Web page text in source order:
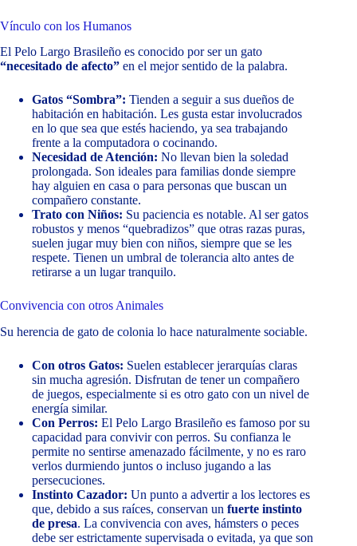
Vínculo con los Humanos
El Pelo Largo Brasileño es conocido por ser un gato
“necesitado de afecto” en el mejor sentido de la palabra.
Gatos “Sombra”: Tienden a seguir a sus dueños de
habitación en habitación. Les gusta estar involucrados
en lo que sea que estés haciendo, ya sea trabajando
frente a la computadora o cocinando.
Necesidad de Atención: No llevan bien la soledad
prolongada. Son ideales para familias donde siempre
hay alguien en casa o para personas que buscan un
compañero constante.
Trato con Niños: Su paciencia es notable. Al ser gatos
robustos y menos “quebradizos” que otras razas puras,
suelen jugar muy bien con niños, siempre que se les
respete. Tienen un umbral de tolerancia alto antes de
retirarse a un lugar tranquilo.
Convivencia con otros Animales
Su herencia de gato de colonia lo hace naturalmente sociable.
Con otros Gatos: Suelen establecer jerarquías claras
sin mucha agresión. Disfrutan de tener un compañero
de juegos, especialmente si es otro gato con un nivel de
energía similar.
Con Perros: El Pelo Largo Brasileño es famoso por su
capacidad para convivir con perros. Su confianza le
permite no sentirse amenazado fácilmente, y no es raro
verlos durmiendo juntos o incluso jugando a las
persecuciones.
Instinto Cazador: Un punto a advertir a los lectores es
que, debido a sus raíces, conservan un fuerte instinto
de presa. La convivencia con aves, hámsters o peces
debe ser estrictamente supervisada o evitada, ya que son